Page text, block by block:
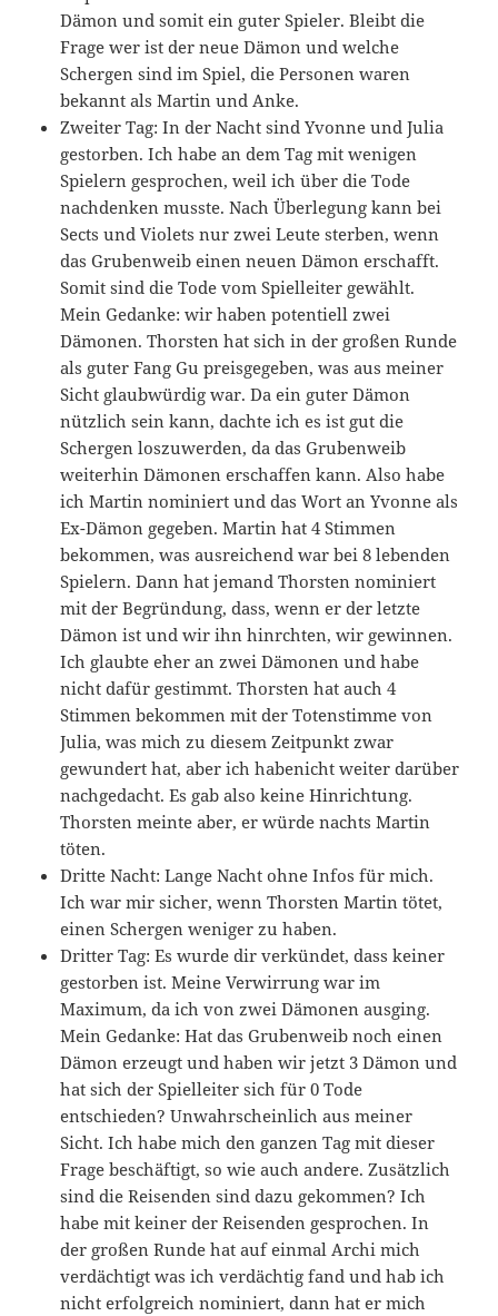
Dämon und somit ein guter Spieler. Bleibt die
Frage wer ist der neue Dämon und welche
Schergen sind im Spiel, die Personen waren
bekannt als Martin und Anke.
Zweiter Tag: In der Nacht sind Yvonne und Julia
gestorben. Ich habe an dem Tag mit wenigen
Spielern gesprochen, weil ich über die Tode
nachdenken musste. Nach Überlegung kann bei
Sects und Violets nur zwei Leute sterben, wenn
das Grubenweib einen neuen Dämon erschafft.
Somit sind die Tode vom Spielleiter gewählt.
Mein Gedanke: wir haben potentiell zwei
Dämonen. Thorsten hat sich in der großen Runde
als guter Fang Gu preisgegeben, was aus meiner
Sicht glaubwürdig war. Da ein guter Dämon
nützlich sein kann, dachte ich es ist gut die
Schergen loszuwerden, da das Grubenweib
weiterhin Dämonen erschaffen kann. Also habe
ich Martin nominiert und das Wort an Yvonne als
Ex-Dämon gegeben. Martin hat 4 Stimmen
bekommen, was ausreichend war bei 8 lebenden
Spielern. Dann hat jemand Thorsten nominiert
mit der Begründung, dass, wenn er der letzte
Dämon ist und wir ihn hinrchten, wir gewinnen.
Ich glaubte eher an zwei Dämonen und habe
nicht dafür gestimmt. Thorsten hat auch 4
Stimmen bekommen mit der Totenstimme von
Julia, was mich zu diesem Zeitpunkt zwar
gewundert hat, aber ich habenicht weiter darüber
nachgedacht. Es gab also keine Hinrichtung.
Thorsten meinte aber, er würde nachts Martin
töten.
Dritte Nacht: Lange Nacht ohne Infos für mich.
Ich war mir sicher, wenn Thorsten Martin tötet,
einen Schergen weniger zu haben.
Dritter Tag: Es wurde dir verkündet, dass keiner
gestorben ist. Meine Verwirrung war im
Maximum, da ich von zwei Dämonen ausging.
Mein Gedanke: Hat das Grubenweib noch einen
Dämon erzeugt und haben wir jetzt 3 Dämon und
hat sich der Spielleiter sich für 0 Tode
entschieden? Unwahrscheinlich aus meiner
Sicht. Ich habe mich den ganzen Tag mit dieser
Frage beschäftigt, so wie auch andere. Zusätzlich
sind die Reisenden sind dazu gekommen? Ich
habe mit keiner der Reisenden gesprochen. In
der großen Runde hat auf einmal Archi mich
verdächtigt was ich verdächtig fand und hab ich
nicht erfolgreich nominiert, dann hat er mich